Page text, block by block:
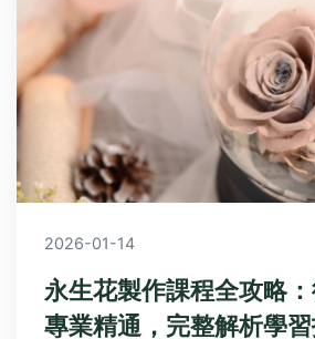
2026-01-14
永生花製作課程全攻略
專業精通，完整解析學